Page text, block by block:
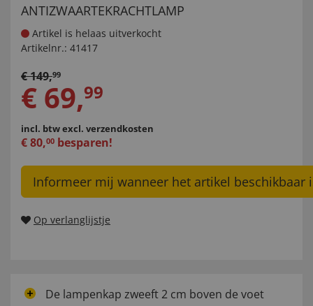
ANTIZWAARTEKRACHTLAMP
Artikel is helaas uitverkocht
Artikelnr.: 41417
€149,99
€ 69,99
incl. btwexcl. verzendkosten
€80,00 besparen!
Informeer mij wanneer het artikel beschikbaar
Op verlanglijstje
De lampenkap zweeft 2 cm boven de voet